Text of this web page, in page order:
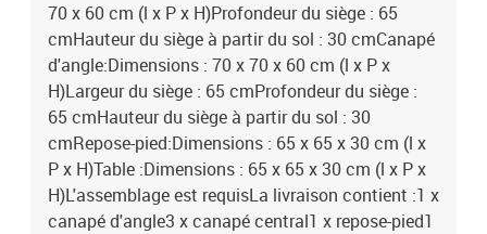
70 x 60 cm (l x P x H)Profondeur du siège : 65
cmHauteur du siège à partir du sol : 30 cmCanapé
d'angle:Dimensions : 70 x 70 x 60 cm (l x P x
H)Largeur du siège : 65 cmProfondeur du siège :
65 cmHauteur du siège à partir du sol : 30
cmRepose-pied:Dimensions : 65 x 65 x 30 cm (l x
P x H)Table :Dimensions : 65 x 65 x 30 cm (l x P x
H)L'assemblage est requisLa livraison contient :1 x
canapé d'angle3 x canapé central1 x repose-pied1